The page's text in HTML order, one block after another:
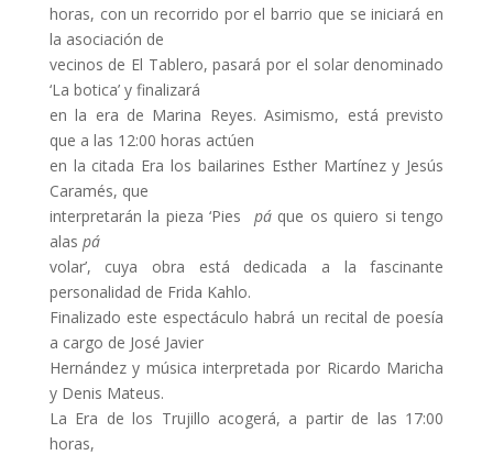
horas, con un recorrido por el barrio que se iniciará en
la asociación de
vecinos de El Tablero, pasará por el solar denominado
‘La botica’ y finalizará
en la era de Marina Reyes. Asimismo, está previsto
que a las 12:00 horas actúen
en la citada Era los bailarines Esther Martínez y Jesús
Caramés, que
interpretarán la pieza ‘Pies pá que os quiero si tengo
alas pá
volar’, cuya obra está dedicada a la fascinante
personalidad de Frida Kahlo.
Finalizado este espectáculo habrá un recital de poesía
a cargo de José Javier
Hernández y música interpretada por Ricardo Maricha
y Denis Mateus.
La Era de los Trujillo acogerá, a partir de las 17:00
horas,